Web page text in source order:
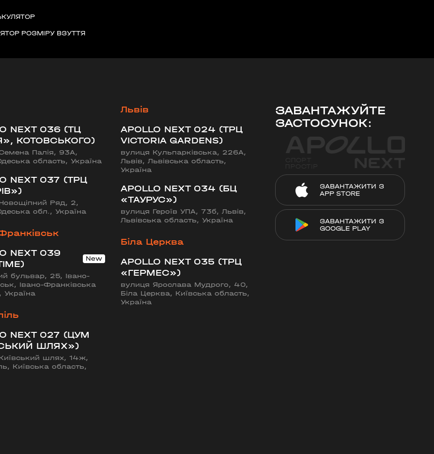
Україна
область, Україна
РОЗМІРУ ВЗУТТЯ
NEXT 036 (ТЦ
КОТОВСЬКОГО)
Палія, 93А,
область, Україна
NEXT 037 (ТРЦ
Ряд, 2,
обл., Україна
Львів
APOLLO NEXT 024 (ТРЦ
VICTORIA GARDENS)
вулиця Кульпарківська, 226А,
Львів, Львівська область,
Україна
APOLLO NEXT 034 (БЦ
«ТАУРУС»)
вулиця Героїв УПА, 73б, Львів,
Львівська область, Україна
NEXT 039
бульвар, 25, Івано-
Івано-Франківська
Україна
Біла Церква
APOLLO NEXT 035 (ТРЦ
«ГЕРМЕС»)
вулиця Ярослава Мудрого, 40,
Біла Церква, Київська область,
Україна
NEXT 027 (ЦУМ
ШЛЯХ»)
шлях, 14ж,
Київська область,
ЗАВАНТАЖУЙТЕ
ЗАСТОСУНОК:
ЗАВАНТАЖИТИ З
APP STORE
ЗАВАНТАЖИТИ З
GOOGLE PLAY